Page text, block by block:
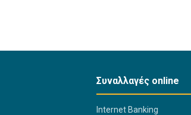
Συναλλαγές online
Internet Banking